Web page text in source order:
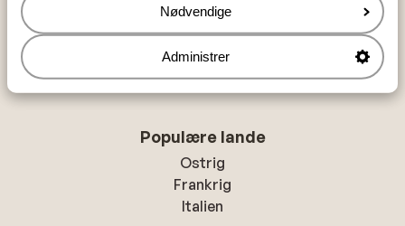
Nødvendige
Administrer
Hjem Italien Arabba-Marmolada
Hotel Olympia
Populære lande
Ostrig
Frankrig
Italien